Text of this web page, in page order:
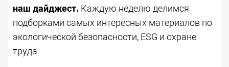
наш дайджест. Каждую неделю делимся
подборками самых интересных материалов по
экологической безопасности, ESG и охране
труда.